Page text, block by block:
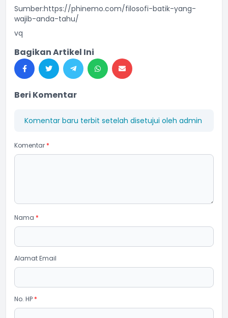
Sumber:https://phinemo.com/filosofi-batik-yang-
wajib-anda-tahu/
vq
Bagikan Artikel Ini
Beri Komentar
Komentar baru terbit setelah disetujui oleh admin
Komentar *
Nama *
Alamat Email
No. HP *